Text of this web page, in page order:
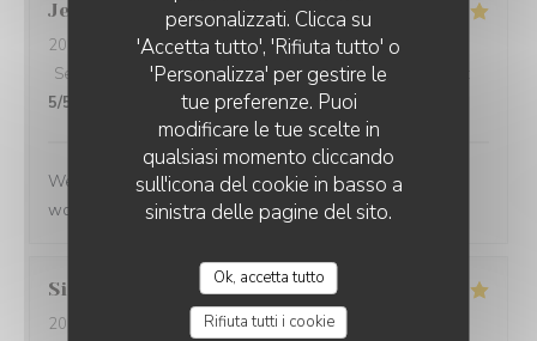
personalizzati. Clicca su
'Accetta tutto', 'Rifiuta tutto' o
'Personalizza' per gestire le
tue preferenze. Puoi
modificare le tue scelte in
qualsiasi momento cliccando
sull'icona del cookie in basso a
sinistra delle pagine del sito.
Ok, accetta tutto
Rifiuta tutti i cookie
Jenny
2026-05-25 - 21:15 - Ospiti 2
Servizio
Atmosfera: 5/5 Cucina: 5/5 Qualità / Prezzo
5/5
We had a great evening at Essencial. The staff was
wonderful and the food was excellent!
Simon
2026-05-25
- 21:45 - Ospiti 1